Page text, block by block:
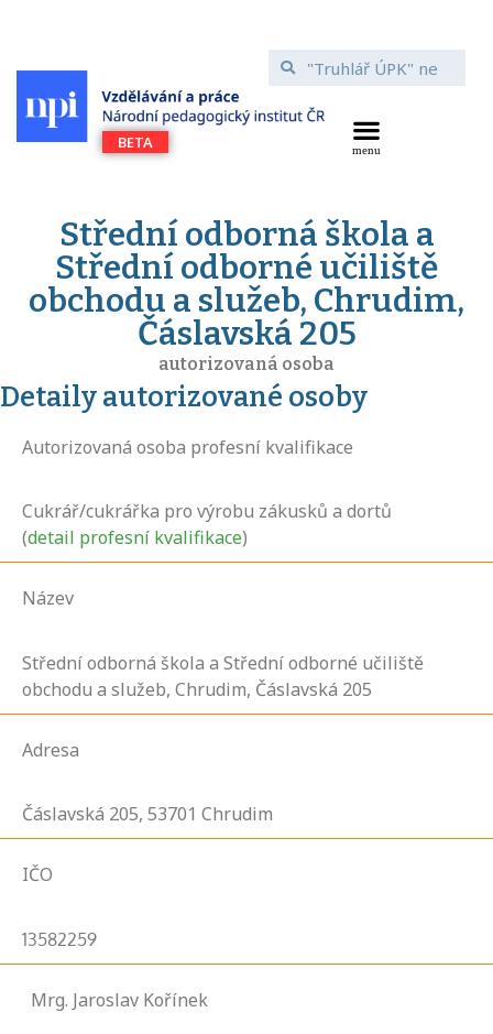
Střední odborná škola a
Střední odborné učiliště
obchodu a služeb, Chrudim,
Čáslavská 205
autorizovaná osoba
Detaily autorizované osoby
Autorizovaná osoba profesní kvalifikace
Cukrář/cukrářka pro výrobu zákusků a dortů
(detail profesní kvalifikace)
Název
Střední odborná škola a Střední odborné učiliště
obchodu a služeb, Chrudim, Čáslavská 205
Adresa
Čáslavská 205, 53701 Chrudim
IČO
13582259
Mrg. Jaroslav Kořínek